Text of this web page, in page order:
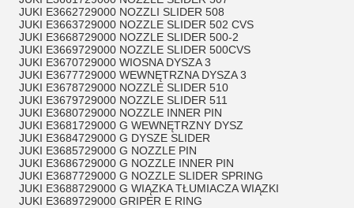
JUKI E3662729000 NOZZLI SLIDER 508
JUKI E3663729000 NOZZLE SLIDER 502 CVS
JUKI E3668729000 NOZZLE SLIDER 500-2
JUKI E3669729000 NOZZLE SLIDER 500CVS
JUKI E3670729000 WIOSNA DYSZA 3
JUKI E3677729000 WEWNĘTRZNA DYSZA 3
JUKI E3678729000 NOZZLE SLIDER 510
JUKI E3679729000 NOZZLE SLIDER 511
JUKI E3680729000 NOZZLE INNER PIN
JUKI E3681729000 G WEWNĘTRZNY DYSZ
JUKI E3684729000 G DYSZE SLIDER
JUKI E3685729000 G NOZZLE PIN
JUKI E3686729000 G NOZZLE INNER PIN
JUKI E3687729000 G NOZZLE SLIDER SPRING
JUKI E3688729000 G WIĄZKA TŁUMIACZA WIĄZKI
JUKI E3689729000 GRIPER E RING